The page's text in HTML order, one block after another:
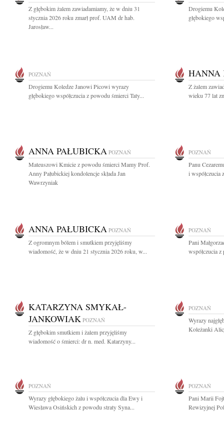
Z głębokim żalem zawiadamiamy, że w dniu 31
stycznia 2026 roku zmarł prof. UAM dr hab.
Jarosław...
Drogiemu
głębokiego
POZNAŃ
Drogiemu Koledze Janowi Picowi wyrazy
głębokiego współczucia z powodu śmierci Taty...
HANNA
Z żalem
wieku 77 lat
ANNA PAŁUBICKA POZNAŃ
Mateuszowi Kmicie z powodu śmierci Mamy Prof.
Anny Pałubickiej kondolencje składa Jan
Wawrzyniak
POZNAŃ
Panu
i współczucia
ANNA PAŁUBICKA POZNAŃ
Z ogromnym bólem i smutkiem przyjęliśmy
wiadomość, że w dniu 21 stycznia 2026 roku, w...
POZNAŃ
Pani
współczucia
KATARZYNA SMYKAŁ-
JANKOWIAK POZNAŃ
Z głębokim smutkiem i żalem przyjęliśmy
wiadomość o śmierci: dr n. med. Katarzyny...
POZNAŃ
Wyrazy
Koleżanki
POZNAŃ
Wyrazy głębokiego żalu i współczucia dla Ewy i
Wiesława Osińskich z powodu straty Syna...
POZNAŃ
Pani Marii
Rewizyjnej